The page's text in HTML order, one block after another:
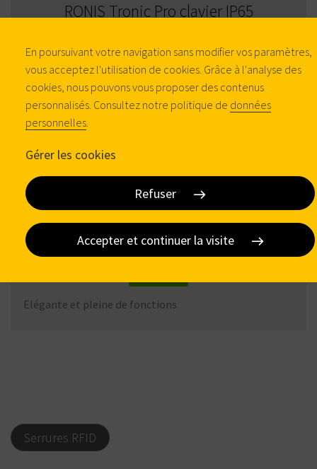
RONIS Tronic Pro clavier IP65
Idéal en environnements humides
RONIS Tronic Slim
Elégante et pleine de fonctions
Serrures RFID
En poursuivant votre navigation sans modifier vos paramètres,
vous acceptez l'utilisation de cookies. Grâce à l'analyse des
cookies, nous pouvons vous proposer des contenus
personnalisés. Consultez notre politique de données
personnelles
Gérer les cookies
Refuser
Accepter et continuer la visite